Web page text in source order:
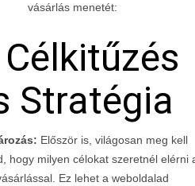
vásárlás menetét:
Stratégia
Először is, világosan meg kell
hogy milyen célokat szeretnél elérni
Ez lehet a weboldalad